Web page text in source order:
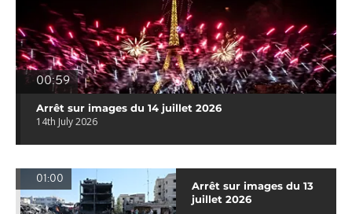
00:59
Arrêt sur images du 14 juillet 2026
14th July 2026
01:00
Arrêt sur images du 13
juillet 2026